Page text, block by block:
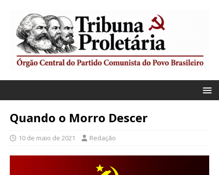
Quando o Morro Descer
10 de maio de 2021 Redação